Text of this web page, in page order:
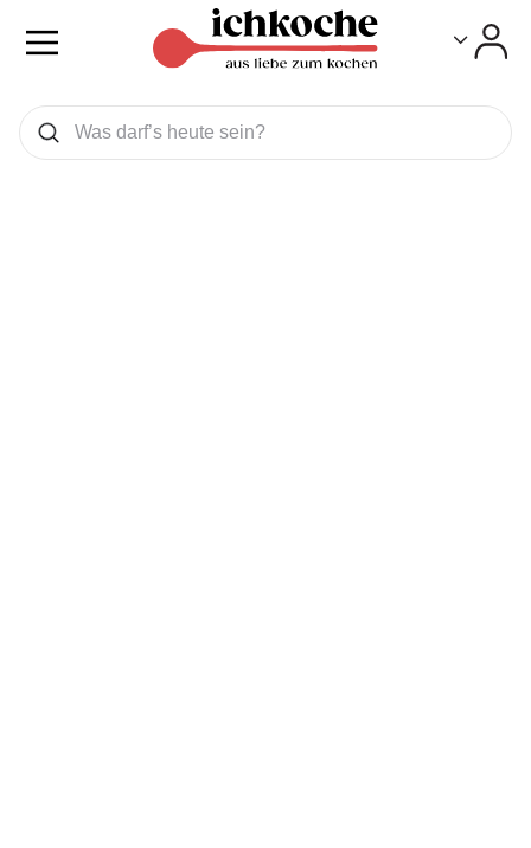
Was wollen Sie suchen
Suchen